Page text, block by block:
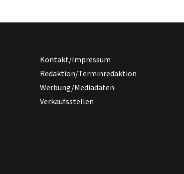
Kontakt/Impressum
Redaktion/Terminredaktion
Werbung/Mediadaten
Verkaufsstellen